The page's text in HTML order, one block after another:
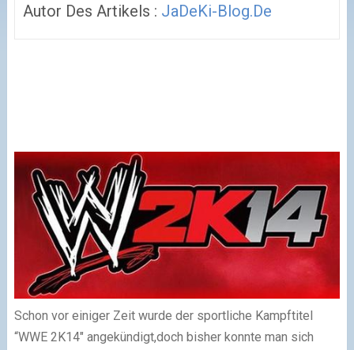
Autor Des Artikels : JaDeKi-Blog.de
Schon vor einiger Zeit wurde der sportliche Kampftitel
“WWE 2K14″ angekündigt,doch bisher konnte man sich